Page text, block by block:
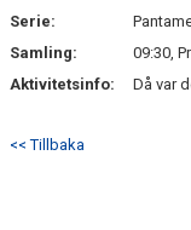
Serie:
Samling:
09:30,
Aktivitetsinfo:
Då var
<< Tillbaka